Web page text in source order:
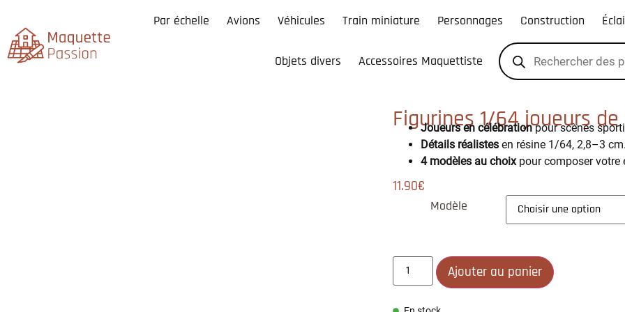
Par échelle Avions Véhicules Train miniature Personnages Construction
Objets divers Accessoires Maquettiste
Figurines 1/64 joueurs
Joueurs en célébrationpour scènes
Détails réalistesen résine 1/64, 2,8–3 cm.
4 modèles au choixpour composer votre
11.90€
Modèle
Ajouter au panier